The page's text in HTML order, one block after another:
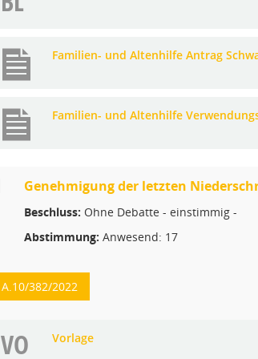
Familien- und Altenhilfe Antrag
Familien- und Altenhilfe
Genehmigung der letzten
Beschluss: Ohne Debatte - einstimmig -
Abstimmung: Anwesend: 17
A.10/382/2022
VO Vorlage